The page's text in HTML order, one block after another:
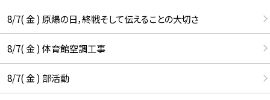
8/7( 金 ) 原爆の日，終戦そして伝えることの大切さ
8/7( 金 ) 体育館空調工事
8/7( 金 ) 部活動